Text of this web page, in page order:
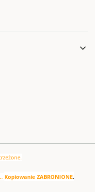
Kopiowanie ZABRONIONE.